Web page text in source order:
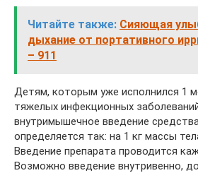
Читайте также: Сияющая
дыхание от портативного
– 911
Детям, которым уже исполнился 1
тяжелых инфекционных
внутримышечное введение
определяется так: на 1 кг массы
Введение препарата проводится
Возможно введение внутривенно,